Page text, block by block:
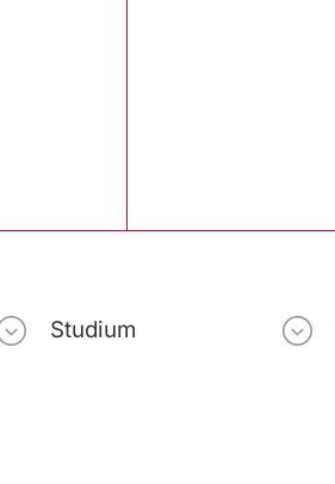
Studium